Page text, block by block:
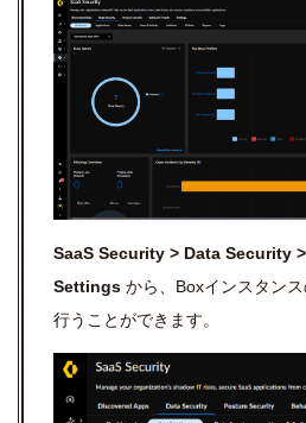
SaaS Security > Data Security
Settings から、Boxインスタン
行うことができます。